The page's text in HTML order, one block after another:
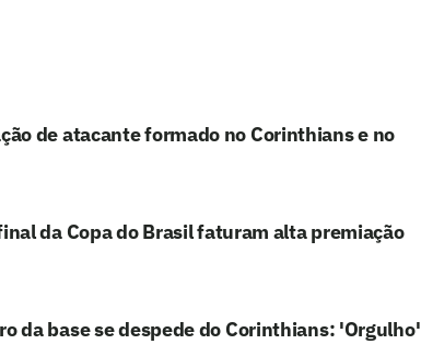
de atacante formado no Corinthians e no
da Copa do Brasil faturam alta premiação
da base se despede do Corinthians: 'Orgulho'